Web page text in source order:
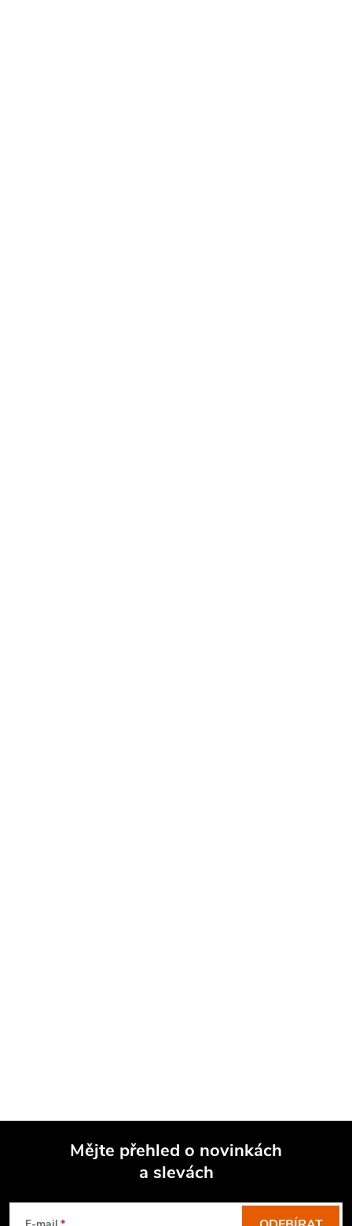
Mějte přehled o novinkách
a slevách